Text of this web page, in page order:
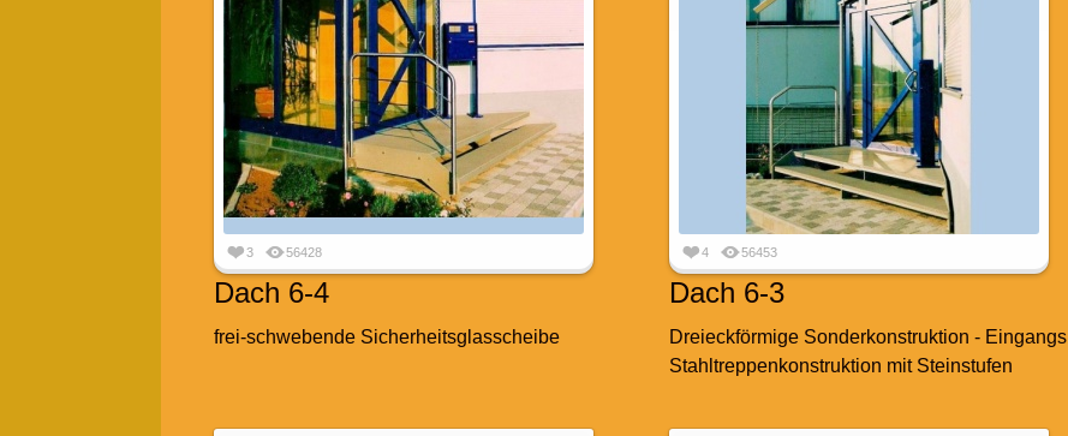
3 56428
Dach 6-4
frei-schwebende Sicherheitsglasscheibe
4 56453
Dach 6-3
Dreieckförmige Sonderkonstruktion - Eingangs
Stahltreppenkonstruktion mit Steinstufen